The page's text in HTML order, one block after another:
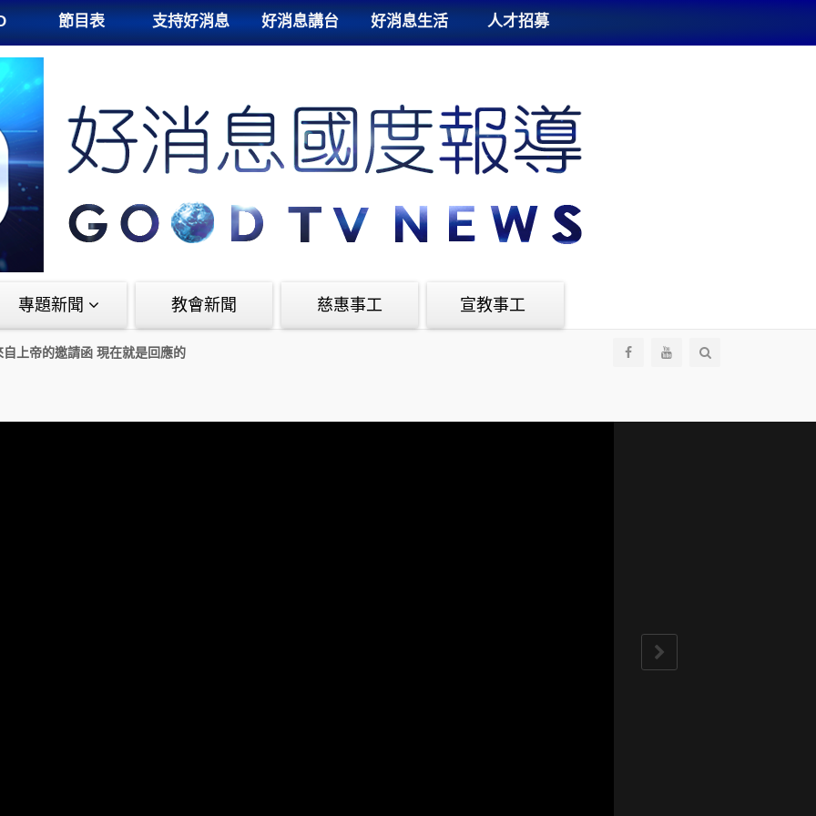
節目表 支持好消息 好消息講台 好消息生活 人才招募
專題新聞 教會新聞 慈惠事工 宣教事工
上帝的邀請函 現在就是回應的